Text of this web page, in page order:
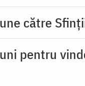
către
pentru